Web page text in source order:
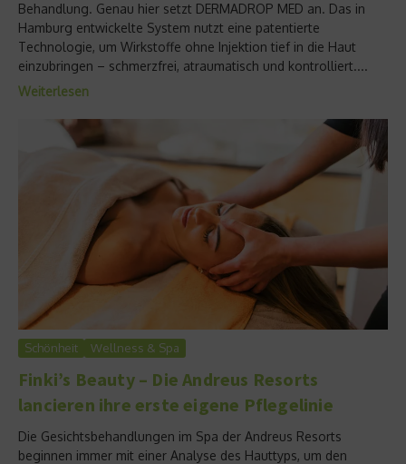
Behandlung. Genau hier setzt DERMADROP MED an. Das in
Hamburg entwickelte System nutzt eine patentierte
Technologie, um Wirkstoffe ohne Injektion tief in die Haut
einzubringen – schmerzfrei, atraumatisch und kontrolliert....
Weiterlesen
Schönheit Wellness & Spa
Finki’s Beauty – Die Andreus Resorts
lancieren ihre erste eigene Pflegelinie
Die Gesichtsbehandlungen im Spa der Andreus Resorts
beginnen immer mit einer Analyse des Hauttyps, um den